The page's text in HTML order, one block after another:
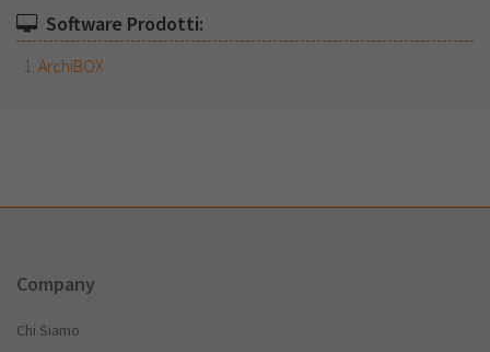
Software Prodotti:
ArchiBOX
Company
Chi Siamo